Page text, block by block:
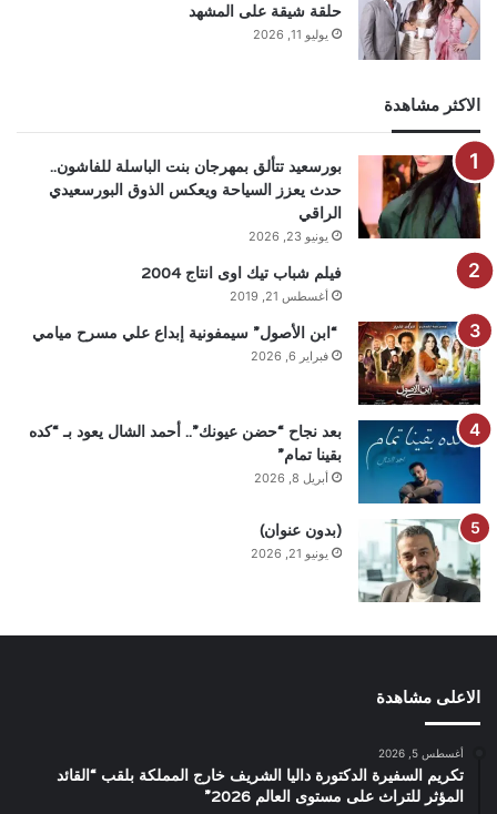
حلقة شيقة على المشهد
يوليو 11, 2026
الاكثر مشاهدة
بورسعيد تتألق بمهرجان بنت الباسلة للفاشون..
حدث يعزز السياحة ويعكس الذوق البورسعيدي
الراقي
يونيو 23, 2026
فيلم شباب تيك اوى انتاج 2004
أغسطس 21, 2019
“ابن الأصول” سيمفونية إبداع علي مسرح ميامي
فبراير 6, 2026
بعد نجاح “حضن عيونك”.. أحمد الشال يعود بـ “كده
بقينا تمام”
أبريل 8, 2026
(بدون عنوان)
يونيو 21, 2026
الاعلى مشاهدة
أغسطس 5, 2026
تكريم السفيرة الدكتورة داليا الشريف خارج المملكة بلقب “القائد
المؤثر للتراث على مستوى العالم 2026”